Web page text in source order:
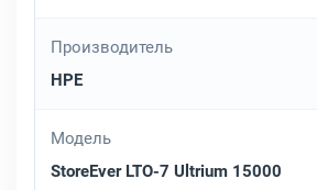
Производитель
HPE
Модель
StoreEver LTO-7 Ultrium 15000